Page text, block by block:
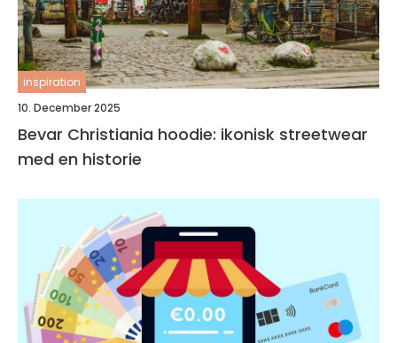
inspiration
10. December 2025
Bevar Christiania hoodie: ikonisk streetwear
med en historie